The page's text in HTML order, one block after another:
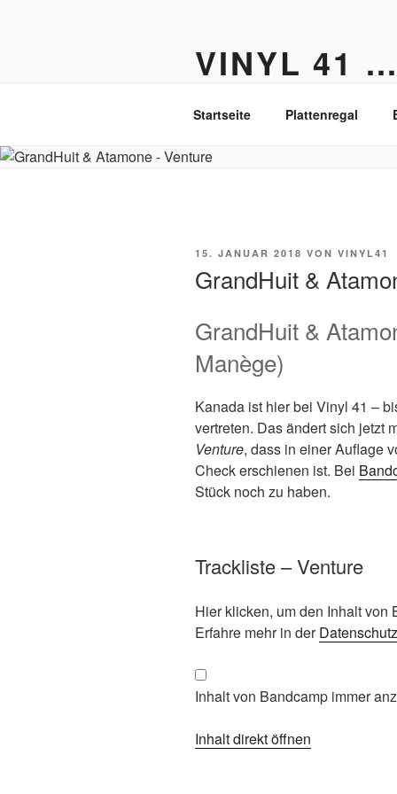
VINYL 41
Startseite Plattenregal
VERÖFFENTLICHT
15. JANUAR 2018 VON VINYL41
GrandHuit &
GrandHuit &
Manège)
Kanada ist hier bei Vinyl 41 –
vertreten. Das ändert sich jetzt
Venture, dass in einer Auflage
Check erschienen ist. Bei
Stück noch zu haben.
Trackliste – Venture
Inhalt
von
anzeigen
Hier klicken, um den Inhalt von
Erfahre mehr in der
Inhalt von Bandcamp immer
Inhalt direkt öffnen